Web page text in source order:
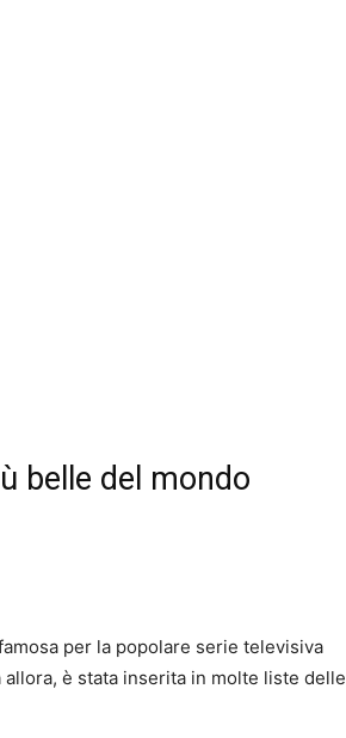
belle del mondo
per la popolare serie televisiva
è stata inserita in molte liste delle